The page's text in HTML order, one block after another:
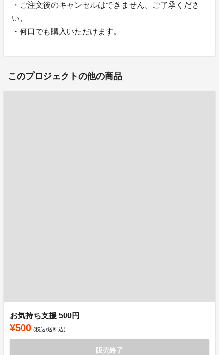
・ご注文後のキャンセルはできません。ご了承くださ
い。
・何口でも購入いただけます。
このプロジェクトの他の商品
お気持ち支援 500円
¥500 (税込/送料込)
販売終了